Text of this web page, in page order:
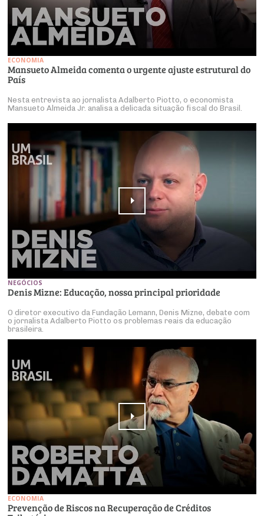
ECONOMIA
Mansueto Almeida comenta o urgente ajuste estrutural do
País
Nesta entrevista ao jornalista Adalberto Piotto, o economista
Mansueto Almeida Jr. analisa a delicada situação fiscal do Brasil.
NEGÓCIOS
Denis Mizne: Educação, nossa principal prioridade
O diretor executivo da Fundação Lemann, Denis Mizne, debate com
o jornalista Adalberto Piotto os problemas reais da educação
brasileira.
ECONOMIA
Prevenção de Riscos na Recuperação de Créditos